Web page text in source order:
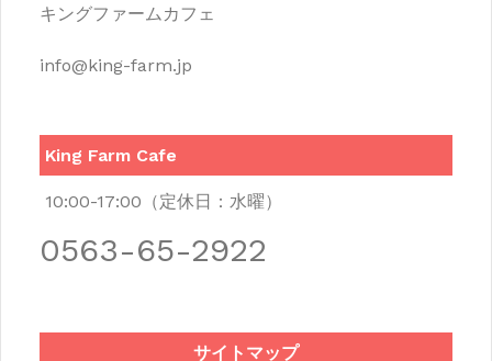
キングファームカフェ
info@king-farm.jp
King Farm Cafe
10:00-17:00（定休日：水曜）
0563-65-2922
サイトマップ